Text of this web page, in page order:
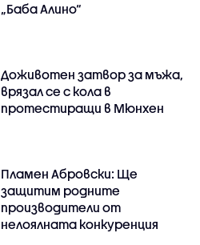
„Баба Алино“
Доживотен затвор за мъжа,
врязал се с кола в
протестиращи в Мюнхен
Пламен Абровски: Ще
защитим родните
производители от
нелоялната конкуренция